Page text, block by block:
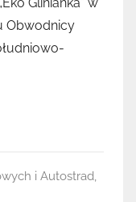
Glinianka” w
Obwodnicy
i Autostrad,